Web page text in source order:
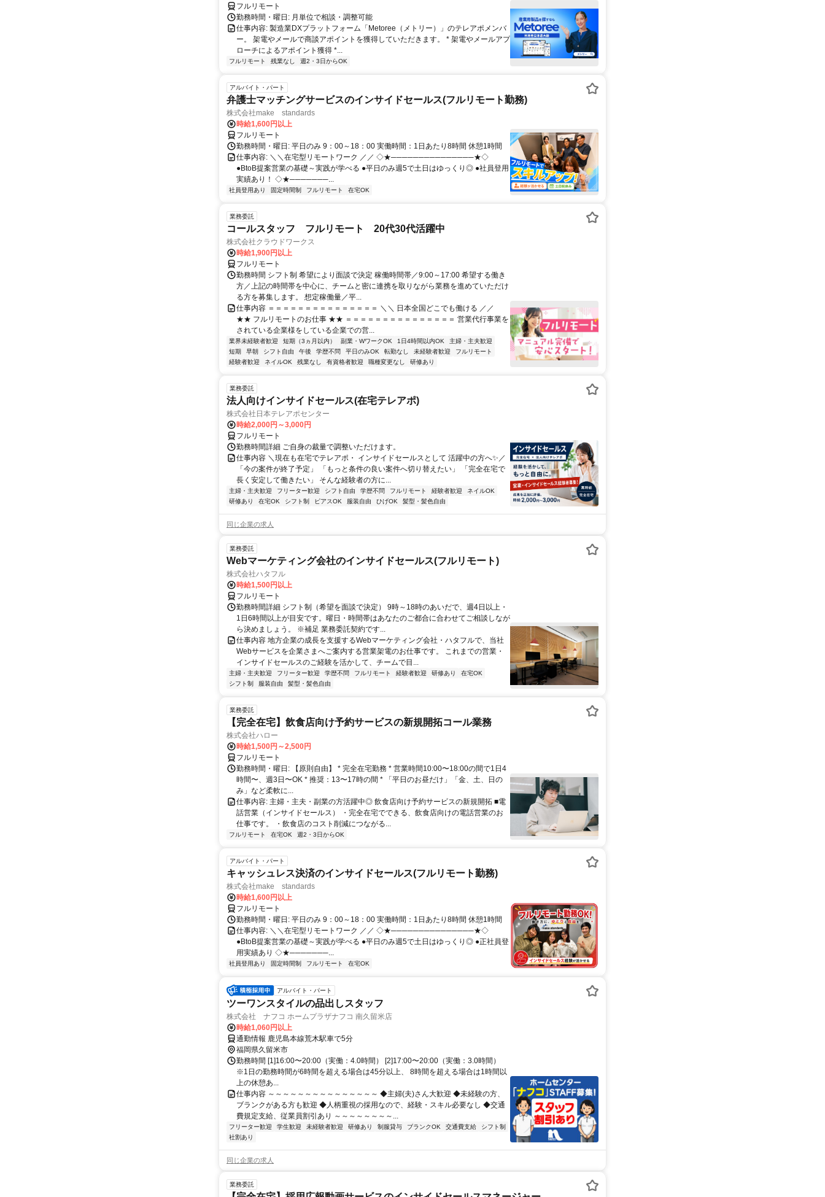
フルリモート
勤務時間・曜日: 月単位で相談・調整可能
仕事内容: 製造業DXプラットフォーム「Metoree（メトリー）」のテレアポメンバ
ー。 架電やメールで商談アポイントを獲得していただきます。 * 架電やメールアプ
ローチによるアポイント獲得 *...
フルリモート 残業なし 週2・3日からOK
アルバイト・パート
弁護士マッチングサービスのインサイドセールス(フルリモート勤務)
株式会社make standards
時給1,600円以上
フルリモート
勤務時間・曜日: 平日のみ 9：00～18：00 実働時間：1日あたり8時間 休憩1時間
仕事内容: ＼＼在宅型リモートワーク ／／ ◇★───────────────★◇
●BtoB提案営業の基礎～実践が学べる ●平日のみ週5で土日はゆっくり◎ ●社員登用
実績あり！ ◇★───────...
社員登用あり 固定時間制 フルリモート 在宅OK
業務委託
コールスタッフ フルリモート 20代30代活躍中
株式会社クラウドワークス
時給1,900円以上
フルリモート
勤務時間 シフト制 希望により面談で決定 稼働時間帯／9:00～17:00 希望する働き
方／上記の時間帯を中心に、チームと密に連携を取りながら業務を進めていただけ
る方を募集します。 想定稼働量／平...
仕事内容 ＝＝＝＝＝＝＝＝＝＝＝＝＝＝＝ ＼＼ 日本全国どこでも働ける ／／
★★ フルリモートのお仕事 ★★ ＝＝＝＝＝＝＝＝＝＝＝＝＝＝＝ 営業代行事業を
されている企業様をしている企業での営...
業界未経験者歓迎 短期（3ヵ月以内） 副業・WワークOK 1日4時間以内OK
主婦・主夫歓迎
短期
早朝 シフト自由 午後 学歴不問 平日のみOK 転勤なし 未経験者歓迎
フルリモート
経験者歓迎
ネイルOK 残業なし 有資格者歓迎 職種変更なし 研修あり
業務委託
法人向けインサイドセールス(在宅テレアポ)
株式会社日本テレアポセンター
時給2,000円～3,000円
フルリモート
勤務時間詳細 ご自身の裁量で調整いただけます。
仕事内容 ＼現在も在宅でテレアポ・ インサイドセールスとして 活躍中の方へ✨／
「今の案件が終了予定」 「もっと条件の良い案件へ切り替えたい」 「完全在宅で
長く安定して働きたい」 そんな経験者の方に...
主婦・主夫歓迎 フリーター歓迎 シフト自由 学歴不問 フルリモート 経験者歓迎
ネイルOK
研修あり
在宅OK シフト制 ピアスOK 服装自由 ひげOK 髪型・髪色自由
同じ企業の求人
業務委託
Webマーケティング会社のインサイドセールス(フルリモート)
株式会社ハタフル
時給1,500円以上
フルリモート
勤務時間詳細 シフト制（希望を面談で決定） 9時～18時のあいだで、週4日以上・
1日6時間以上が目安です。曜日・時間帯はあなたのご都合に合わせてご相談しなが
ら決めましょう。 ※補足 業務委託契約です...
仕事内容 地方企業の成長を支援するWebマーケティング会社・ハタフルで、当社
Webサービスを企業さまへご案内する営業架電のお仕事です。 これまでの営業・
インサイドセールスのご経験を活かして、チームで目...
主婦・主夫歓迎 フリーター歓迎 学歴不問 フルリモート 経験者歓迎 研修あり
在宅OK
シフト制
服装自由 髪型・髪色自由
業務委託
【完全在宅】飲食店向け予約サービスの新規開拓コール業務
株式会社ハロー
時給1,500円～2,500円
フルリモート
勤務時間・曜日: 【原則自由】 * 完全在宅勤務 * 営業時間10:00〜18:00の間で1日4
時間〜、週3日〜OK * 推奨：13〜17時の間 * 「平日のお昼だけ」「金、土、日の
み」など柔軟に...
仕事内容: 主婦・主夫・副業の方活躍中◎ 飲食店向け予約サービスの新規開拓 ■電
話営業（インサイドセールス） ・完全在宅でできる、飲食店向けの電話営業のお
仕事です。 ・飲食店のコスト削減につながる...
フルリモート 在宅OK 週2・3日からOK
アルバイト・パート
キャッシュレス決済のインサイドセールス(フルリモート勤務)
株式会社make standards
時給1,600円以上
フルリモート
勤務時間・曜日: 平日のみ 9：00～18：00 実働時間：1日あたり8時間 休憩1時間
仕事内容: ＼＼在宅型リモートワーク ／／ ◇★───────────────★◇
●BtoB提案営業の基礎～実践が学べる ●平日のみ週5で土日はゆっくり◎ ●正社員登
用実績あり ◇★───────...
社員登用あり 固定時間制 フルリモート 在宅OK
アルバイト・パート
ツーワンスタイルの品出しスタッフ
株式会社 ナフコ ホームプラザナフコ 南久留米店
時給1,060円以上
通勤情報 鹿児島本線荒木駅車で5分
福岡県久留米市
勤務時間 [1]16:00〜20:00（実働：4.0時間） [2]17:00〜20:00（実働：3.0時間）
※1日の勤務時間が6時間を超える場合は45分以上、 8時間を超える場合は1時間以
上の休憩あ...
仕事内容 ～～～～～～～～～～～～～～～ ◆主婦(夫)さん大歓迎 ◆未経験の方、
ブランクがある方も歓迎 ◆人柄重視の採用なので、経験・スキル必要なし ◆交通
費規定支給、従業員割引あり ～～～～～～～～...
フリーター歓迎 学生歓迎 未経験者歓迎 研修あり 制服貸与 ブランクOK 交通費支給
シフト制
社割あり
同じ企業の求人
業務委託